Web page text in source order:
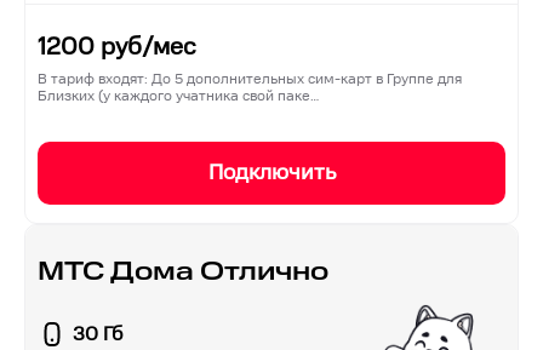
1200 руб/мес
В тариф входят: До 5 дополнительных сим-карт в Группе для
Близких (у каждого учатника свой паке…
Подключить
МТС Дома Отлично
30 Гб